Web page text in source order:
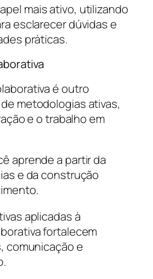
mais ativo, utilizando
esclarecer dúvidas e
práticas.
é outro
metodologias ativas,
e o trabalho em
aprende a partir da
e da construção
aplicadas à
fortalecem
comunicação e